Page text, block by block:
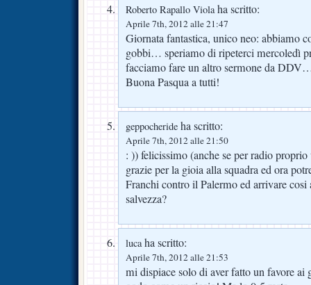
Roberto Rapallo Violaha scritto:
Aprile 7th, 2012 alle 21:47
Giornata fantastica, unico neo: abbiamo
gobbi… speriamo di ripeterci mercoledì
facciamo fare un altro sermone da
Buona Pasqua a tutti!
geppocheride ha scritto:
Aprile 7th, 2012 alle 21:50
: )) felicissimo (anche se per radio
grazie per la gioia alla squadra ed ora
Franchi contro il Palermo ed arrivare cosi
salvezza?
lucaha scritto:
Aprile 7th, 2012 alle 21:53
mi dispiace solo di aver fatto un favore ai